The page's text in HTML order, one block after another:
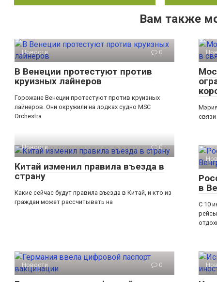
Вам также
Новости 0
В Венеции протестуют против
круизных лайнеров
Горожане Венеции протестуют против круизных
лайнеров. Они окружили на лодках судно MSC
Orchestra
Новости 0
Китай изменил правила въезда в
страну
Какие сейчас будут правила въезда в Китай, и кто из
граждан может рассчитывать на
в
С 10
Новости 0